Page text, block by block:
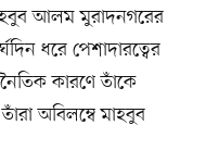
আলম মুরাদনগরের
ধরে পেশাদারত্বের
কারণে তাঁকে
অবিলম্বে মাহবুব